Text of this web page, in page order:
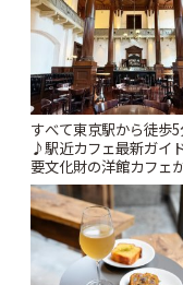
すべて東京駅から徒歩
♪駅近カフェ最新ガイ
要文化財の洋館カフェ
札すぐのレトロ喫茶ま
りっぷ